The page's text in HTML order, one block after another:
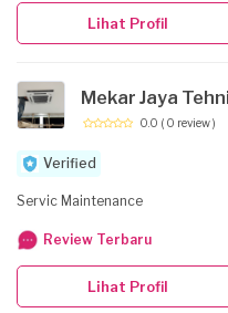
Lihat Profil
Mekar Jaya
0.0 ( 0 review )
Verified
Servic Maintenance
Review Terbaru
Lihat Profil